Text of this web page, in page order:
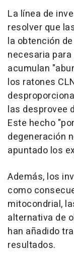
La línea de
resolver que
la obtención
necesaria
acumulan
los ratones
las desprovee
Este hecho
degeneración
apuntado los
Además, los
como
mitocondrial,
alternativa de
han añadido
resultados.